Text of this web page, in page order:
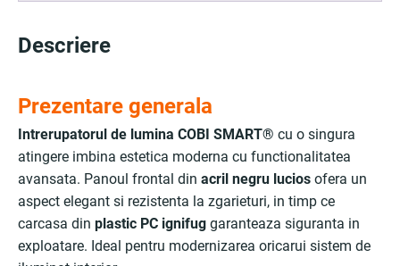
Descriere
Prezentare generala
Intrerupatorul de lumina COBI SMART® cu o singura
atingere imbina estetica moderna cu functionalitatea
avansata. Panoul frontal din acril negru lucios ofera un
aspect elegant si rezistenta la zgarieturi, in timp ce
carcasa din plastic PC ignifug garanteaza siguranta in
exploatare. Ideal pentru modernizarea oricarui sistem de